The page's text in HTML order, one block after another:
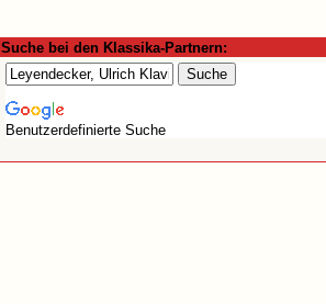
Suche bei den Klassika-Partnern:
Benutzerdefinierte Suche